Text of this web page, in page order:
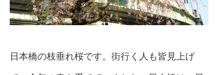
日本橋の枝垂れ桜です。街行く人も皆見上げ